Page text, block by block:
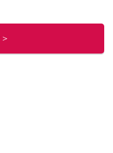
シストの他の記事を読む